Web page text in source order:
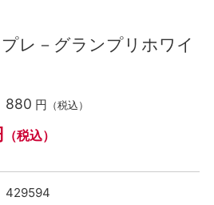
レ－グランプリホワイ
880 円 （税込）
（税込）
429594